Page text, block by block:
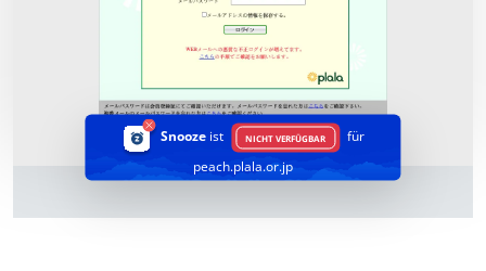
Snooze ist NICHT VERFÜGBAR
für
peach.plala.or.jp